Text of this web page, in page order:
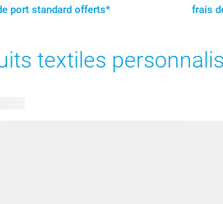
port standard offerts* frais
textiles